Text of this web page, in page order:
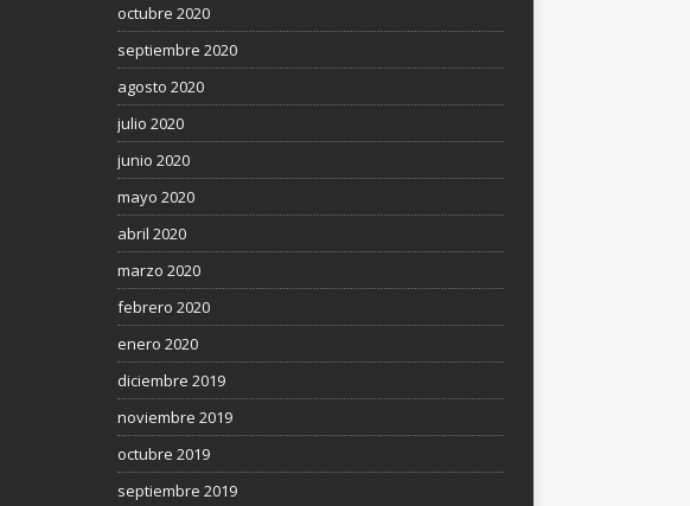
octubre 2020
septiembre 2020
agosto 2020
julio 2020
junio 2020
mayo 2020
abril 2020
marzo 2020
febrero 2020
enero 2020
diciembre 2019
noviembre 2019
octubre 2019
septiembre 2019